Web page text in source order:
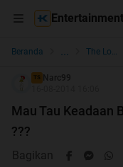
Entertainment
Beranda ... The Lounge
TS
Narc99
Mau Tau Keadaan
???
Bagikan